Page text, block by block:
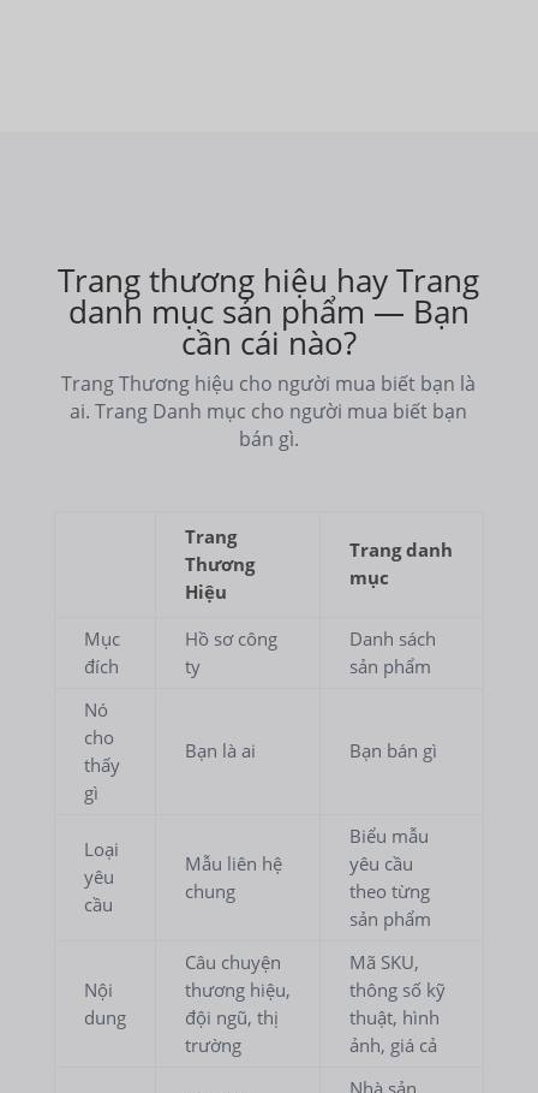
Trang thương hiệu hay Trang
danh mục sản phẩm — Bạn
cần cái nào?
Trang Thương hiệu cho người mua biết bạn là
ai. Trang Danh mục cho người mua biết bạn
bán gì.
Trang
Thương
Hiệu
Trang danh
mục
Mục
đích
Hồ sơ công
ty
Danh sách
sản phẩm
Nó
cho
thấy
gì
Bạn là ai Bạn bán gì
Loại
yêu
cầu
Mẫu liên hệ
chung
Biểu mẫu
yêu cầu
theo từng
sản phẩm
Nội
dung
Câu chuyện
thương hiệu,
đội ngũ, thị
trường
Mã SKU,
thông số kỹ
thuật, hình
ảnh, giá cả
Nhà sản